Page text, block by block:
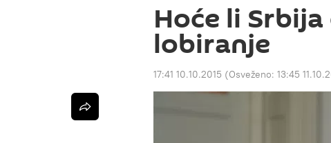
Hoće li
lobiranje
17:41 10.10.2015 (Osveženo: 13:45